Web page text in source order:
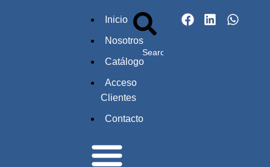
Inicio
Nosotros
Catálogo
Acceso
Clientes
Contacto